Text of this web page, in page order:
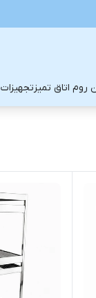
روم اتاق تمیز